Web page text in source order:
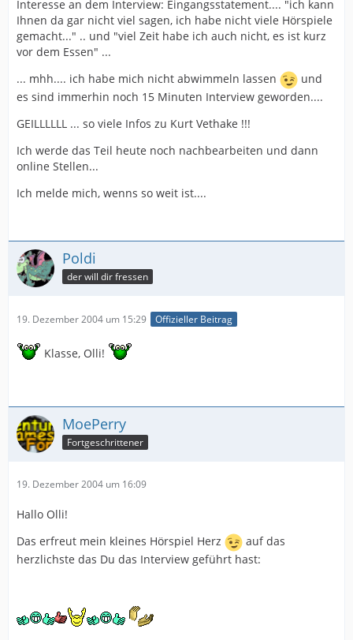
Interesse an dem Interview: Eingangsstatement.... "ich kann
Ihnen da gar nicht viel sagen, ich habe nicht viele Hörspiele
gemacht..." .. und "viel Zeit habe ich auch nicht, es ist kurz
vor dem Essen" ...
... mhh.... ich habe mich nicht abwimmeln lassen
und
es sind immerhin noch 15 Minuten Interview geworden....
GEILLLLLL ... so viele Infos zu Kurt Vethake !!!
Ich werde das Teil heute noch nachbearbeiten und dann
online Stellen...
Ich melde mich, wenns so weit ist....
Poldi
der will dir fressen
19. Dezember 2004 um 15:29 Offizieller Beitrag
Klasse, Olli!
MoePerry
Fortgeschrittener
19. Dezember 2004 um 16:09
Hallo Olli!
Das erfreut mein kleines Hörspiel Herz
auf das
herzlichste das Du das Interview geführt hast: